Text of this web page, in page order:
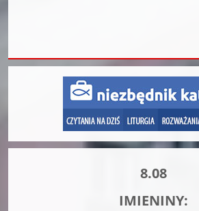
8.08
IMIENINY: